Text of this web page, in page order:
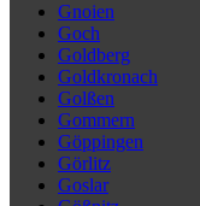
Gnoien
Goch
Goldberg
Goldkronach
Golßen
Gommern
Göppingen
Görlitz
Goslar